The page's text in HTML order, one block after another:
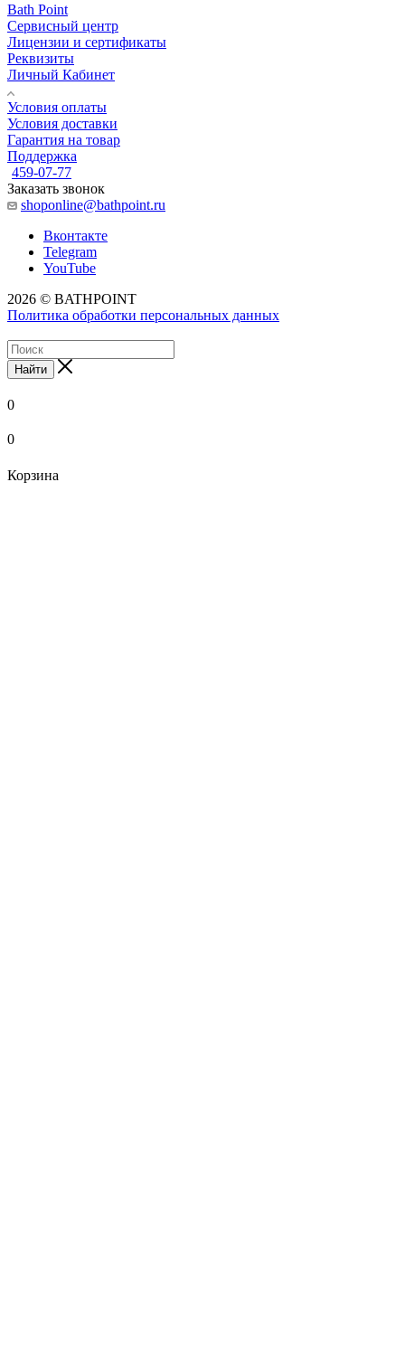
Bath Point
Сервисный центр
Лицензии и сертификаты
Реквизиты
Личный Кабинет
Условия оплаты
Условия доставки
Гарантия на товар
Поддержка
459-07-77
Заказать звонок
shoponline@bathpoint.ru
Вконтакте
Telegram
YouTube
2026 © BATHPOINT
Политика обработки персональных данных
Найти
0
0
Корзина